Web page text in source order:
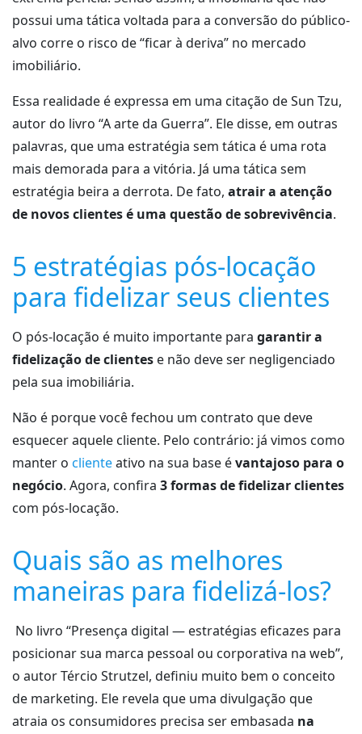
possui uma tática voltada para a conversão do público-
alvo corre o risco de “ficar à deriva” no mercado
imobiliário.
Essa realidade é expressa em uma citação de Sun Tzu,
autor do livro “A arte da Guerra”. Ele disse, em outras
palavras, que uma estratégia sem tática é uma rota
mais demorada para a vitória. Já uma tática sem
estratégia beira a derrota. De fato, atrair a atenção
de novos clientes é uma questão de sobrevivência.
5 estratégias pós-locação
para fidelizar seus clientes
O pós-locação é muito importante para garantir a
fidelização de clientes e não deve ser negligenciado
pela sua imobiliária.
Não é porque você fechou um contrato que deve
esquecer aquele cliente. Pelo contrário: já vimos como
manter o clienteativo na sua base évantajoso para o
negócio. Agora, confira 3 formas de fidelizar clientes
com pós-locação.
Quais são as melhores
maneiras para fidelizá-los?
No livro “Presença digital — estratégias eficazes para
posicionar sua marca pessoal ou corporativa na web”,
o autor Tércio Strutzel, definiu muito bem o conceito
de marketing. Ele revela que uma divulgação que
atraia os consumidores precisa ser embasada na